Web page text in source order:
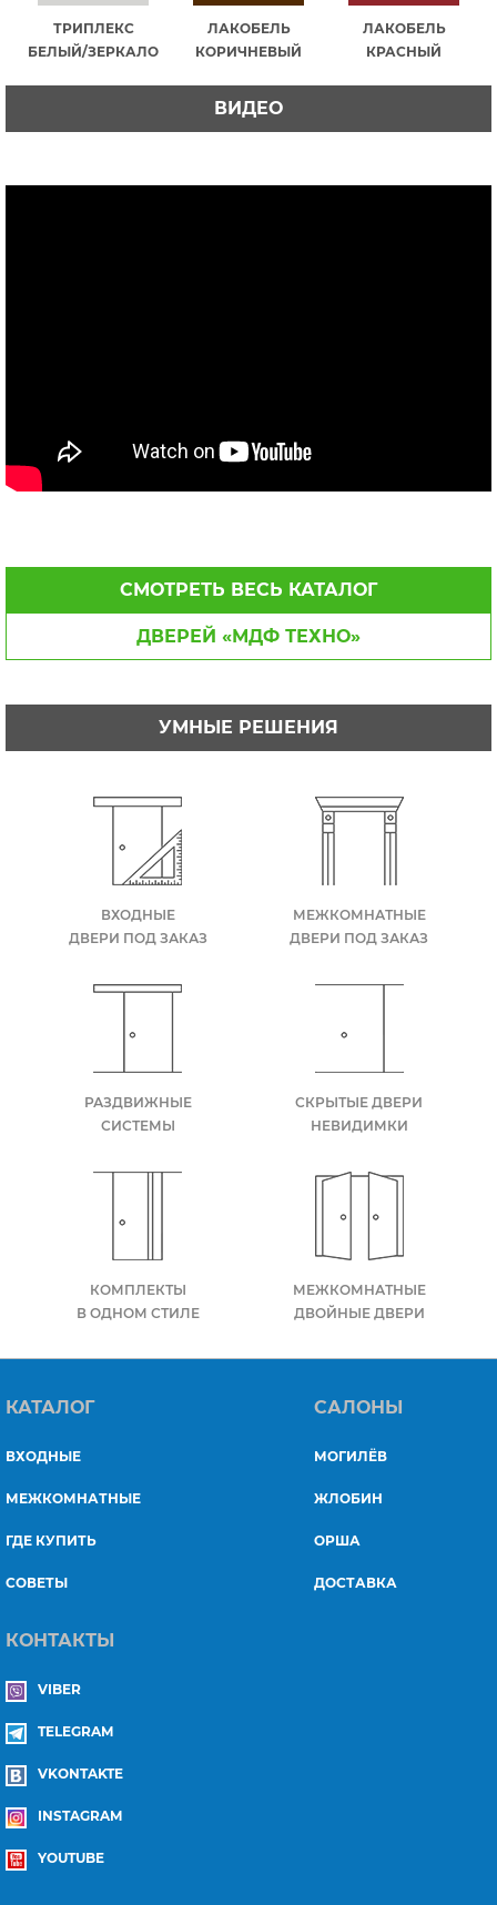
ТРИПЛЕКС
БЕЛЫЙ/ЗЕРКАЛО
ЛАКОБЕЛЬ
КОРИЧНЕВЫЙ
ЛАКОБЕЛЬ
КРАСНЫЙ
ВИДЕО
СМОТРЕТЬ ВЕСЬ КАТАЛОГ
ДВЕРЕЙ «МДФ ТЕХНО»
УМНЫЕ РЕШЕНИЯ
ВХОДНЫЕ
ДВЕРИ ПОД ЗАКАЗ
МЕЖКОМНАТНЫЕ
ДВЕРИ ПОД ЗАКАЗ
РАЗДВИЖНЫЕ
СИСТЕМЫ
СКРЫТЫЕ ДВЕРИ
НЕВИДИМКИ
КОМПЛЕКТЫ
В ОДНОМ СТИЛЕ
МЕЖКОМНАТНЫЕ
ДВОЙНЫЕ ДВЕРИ
КАТАЛОГ
ВХОДНЫЕ
МЕЖКОМНАТНЫЕ
ГДЕ КУПИТЬ
СОВЕТЫ
САЛОНЫ
МОГИЛЁВ
ЖЛОБИН
ОРША
ДОСТАВКА
КОНТАКТЫ
VIBER
TELEGRAM
VKONTAKTE
INSTAGRAM
YOUTUBE